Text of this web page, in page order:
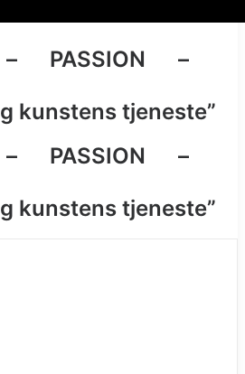
– PASSION –
kunstens tjeneste”
– PASSION –
kunstens tjeneste”